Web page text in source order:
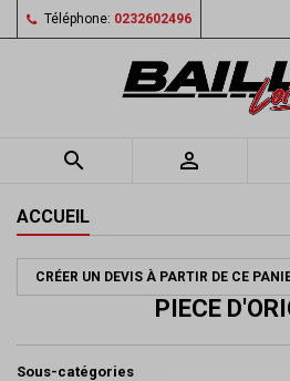
Téléphone: 0232602496
 
ACCUEIL
CRÉER UN DEVIS À PARTIR DE CE
PIECE
Sous-catégories